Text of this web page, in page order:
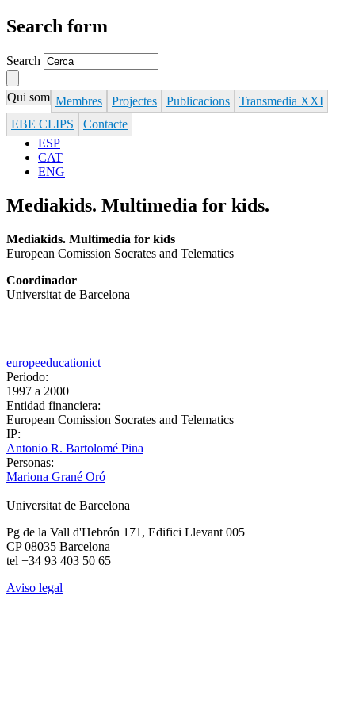
Search form
Search
Qui som Membres Projectes Publicacions
Transmedia XXI
EBE CLIPS
Contacte
ESP
CAT
ENG
Mediakids. Multimedia for kids.
Mediakids. Multimedia for kids
European Comission Socrates and Telematics
Coordinador
Universitat de Barcelona
europeeducationict
Periodo:
1997 a 2000
Entidad financiera:
European Comission Socrates and Telematics
IP:
Antonio R. Bartolomé Pina
Personas:
Mariona Grané Oró
Universitat de Barcelona
Pg de la Vall d'Hebrón 171, Edifici Llevant 005
CP 08035 Barcelona
tel +34 93 403 50 65
Aviso legal